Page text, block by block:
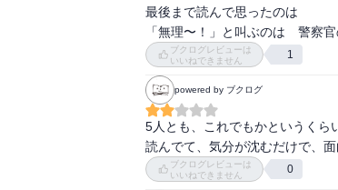
最後まで読んで思ったのは
「無理〜！」と叫ぶのは　警察
ブクログレビューは
いいねできません
1
powered by ブクログ
5人とも、これでもかというくら
読んでて、気分が沈むだけで、
ブクログレビューは
いいねできません
0